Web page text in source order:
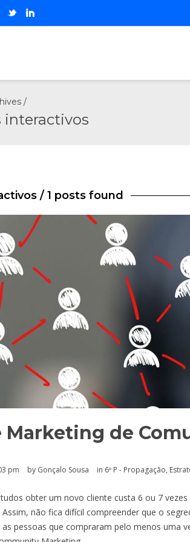
/
interactivos
/ 1 posts found
Marketing de
pm by Gonçalo Sousa in 6º P - Propagação,
obter um novo cliente custa 6 ou 7
não fica difícil compreender que o
pessoas que compraram pelo menos uma